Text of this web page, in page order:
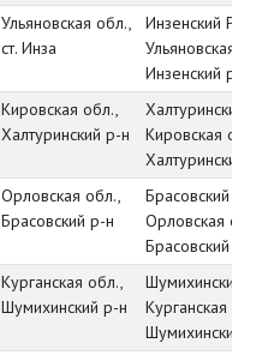
Ульяновская обл.,
ст. Инза
Инзенский РВК,
Ульяновская
Инзенский р-н
Кировская обл.,
Халтуринский р-н
Халтуринский
Кировская обл.,
Халтуринский р-н
Орловская обл.,
Брасовский р-н
Брасовский РВК,
Орловская обл.,
Брасовский р-н
Курганская обл.,
Шумихинский р-н
Шумихинский
Курганская обл.,
Шумихинский р-н